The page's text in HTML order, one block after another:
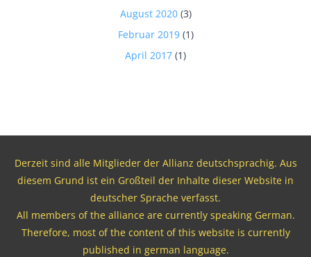
August 2020(3)
Februar 2019(1)
April 2017 (1)
Derzeit sind alle Mitglieder der Allianz deutschsprachig. Aus
diesem Grund ist ein Großteil der Inhalte dieser Website in
deutscher Sprache verfasst.
All members of the alliance are currently speaking German.
Therefore, most of the content of this website is currently
published in german language.